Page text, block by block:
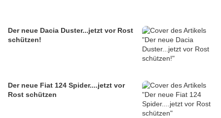
Der neue Dacia Duster...jetzt vor Rost
schützen!
Der neue Fiat 124 Spider....jetzt vor
Rost schützen